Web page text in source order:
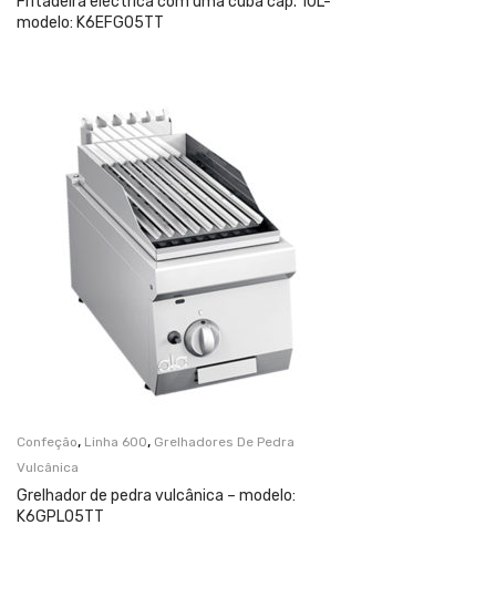
modelo: K6EFG05TT
Confeção, Linha 600, Grelhadores De Pedra
Vulcânica
Grelhador de pedra vulcânica – modelo:
K6GPL05TT